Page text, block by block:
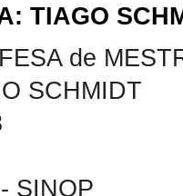
TIAGO
de
SCHMIDT
SINOP